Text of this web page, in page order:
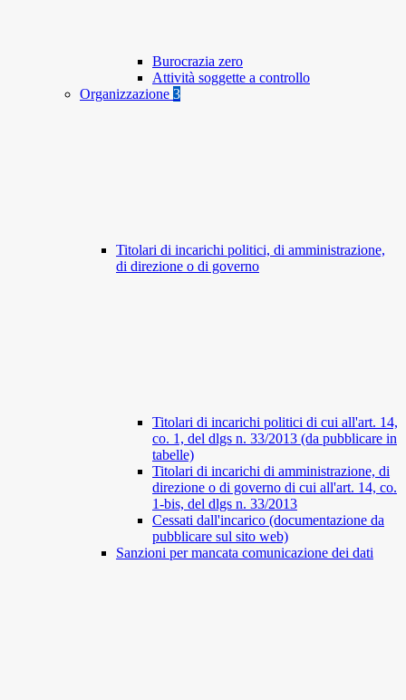
Burocrazia zero
Attività soggette a controllo
Organizzazione 3
Titolari di incarichi politici, di amministrazione,
di direzione o di governo
Titolari di incarichi politici di cui all'art. 14,
co. 1, del dlgs n. 33/2013 (da pubblicare in
tabelle)
Titolari di incarichi di amministrazione, di
direzione o di governo di cui all'art. 14, co.
1-bis, del dlgs n. 33/2013
Cessati dall'incarico (documentazione da
pubblicare sul sito web)
Sanzioni per mancata comunicazione dei dati